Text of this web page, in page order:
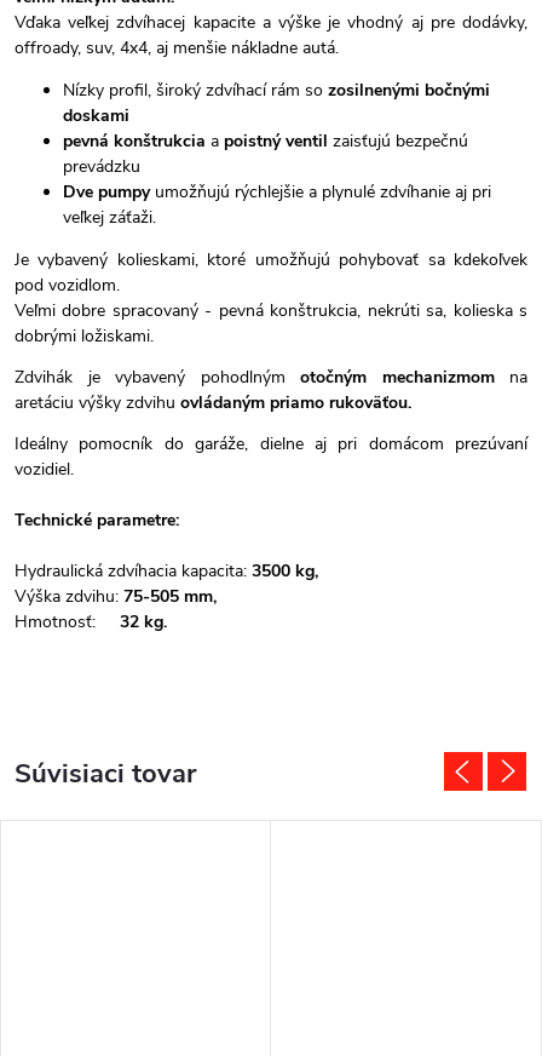
Vďaka veľkej zdvíhacej kapacite a výške je vhodný aj pre dodávky,
offroady, suv, 4x4, aj menšie nákladne autá.
Nízky profil, široký zdvíhací rám so zosilnenými bočnými
doskami
pevná konštrukcia a poistný ventil zaisťujú bezpečnú
prevádzku
Dve pumpyumožňujú rýchlejšie a plynulé zdvíhanie aj pri
veľkej záťaži.
Je vybavený kolieskami, ktoré umožňujú pohybovať sa kdekoľvek
pod vozidlom.
Veľmi dobre spracovaný - pevná konštrukcia, nekrúti sa, kolieska s
dobrými ložiskami.
Zdvihák je vybavený pohodlným otočným mechanizmomna
aretáciu výšky zdvihu ovládaným priamo rukoväťou.
Ideálny pomocník do garáže, dielne aj pri domácom prezúvaní
vozidiel.
Technické parametre:
Hydraulická zdvíhacia kapacita: 3500 kg,
Výška zdvihu: 75-505 mm,
Hmotnosť: 32 kg.
Súvisiaci tovar